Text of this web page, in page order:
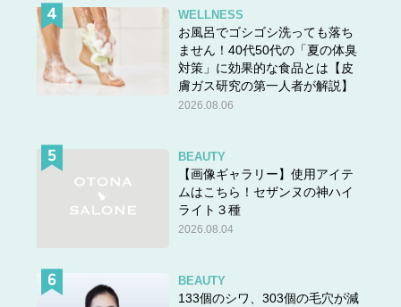
WELLNESS
お風呂でゴシゴシ洗っても落ち
ません！40代50代の「夏の体臭
対策」に効果的な食品とは【皮
膚ガス研究の第一人者が解説】
2026.08.06
BEAUTY
【画像ギャラリー】使用アイテ
ムはこちら！セザンヌの神ハイ
ライト３種
2026.08.04
BEAUTY
133個のシワ、303個の毛穴が減